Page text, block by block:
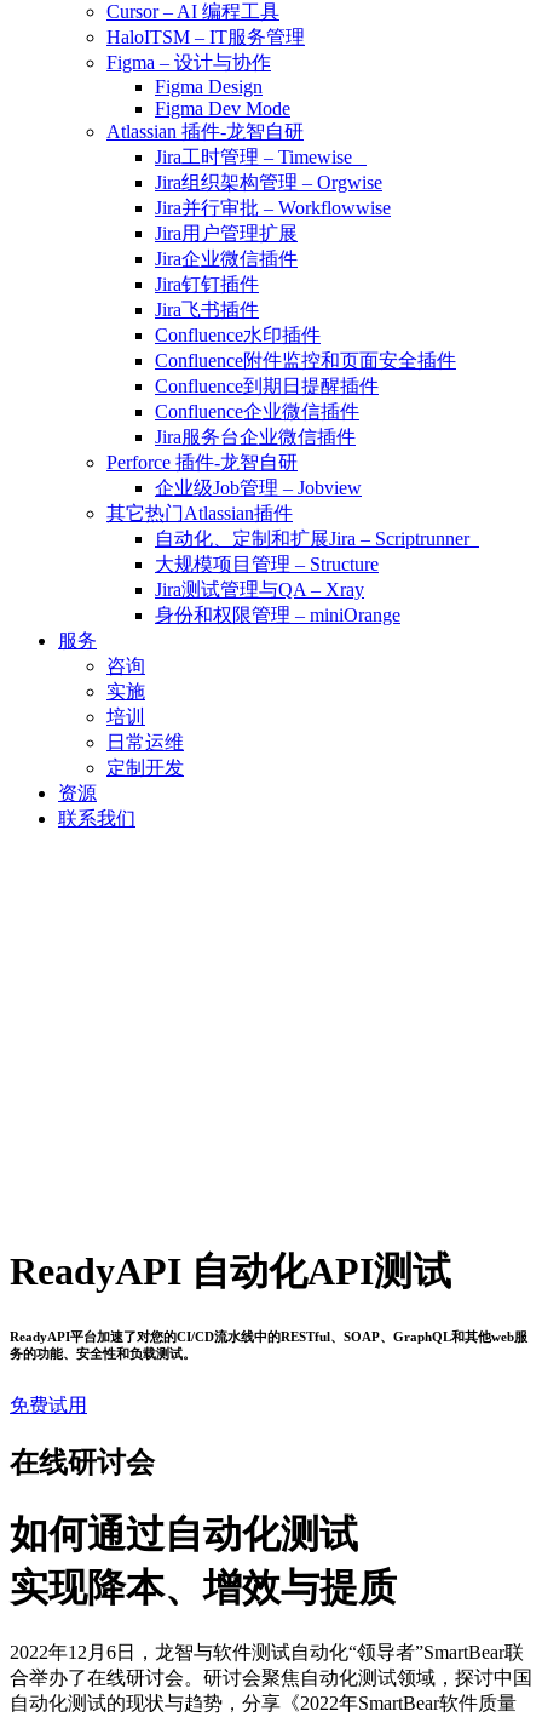
Cursor – AI 编程工具
HaloITSM – IT服务管理
Figma – 设计与协作
Figma Design
Figma Dev Mode
Atlassian 插件-龙智自研
Jira工时管理 – Timewise
Jira组织架构管理 – Orgwise
Jira并行审批 – Workflowwise
Jira用户管理扩展
Jira企业微信插件
Jira钉钉插件
Jira飞书插件
Confluence水印插件
Confluence附件监控和页面安全插件
Confluence到期日提醒插件
Confluence企业微信插件
Jira服务台企业微信插件
Perforce 插件-龙智自研
企业级Job管理 – Jobview
其它热门Atlassian插件
自动化、定制和扩展Jira – Scriptrunner
大规模项目管理 – Structure
Jira测试管理与QA – Xray
身份和权限管理 – miniOrange
服务
咨询
实施
培训
日常运维
定制开发
资源
联系我们
ReadyAPI 自动化API测试
ReadyAPI平台加速了对您的CI/CD流水线中的RESTful、SOAP、GraphQL和其他web服
务的功能、安全性和负载测试。
免费试用
在线研讨会
如何通过自动化测试
实现降本、增效与提质
2022年12月6日，龙智与软件测试自动化“领导者”SmartBear联
合举办了在线研讨会。研讨会聚焦自动化测试领域，探讨中国
自动化测试的现状与趋势，分享《2022年SmartBear软件质量